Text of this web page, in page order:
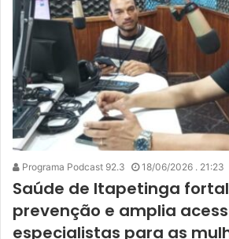
Programa Podcast 92.3 18/06/2026 . 21:23
Saúde de Itapetinga
prevenção e amplia
especialistas para as